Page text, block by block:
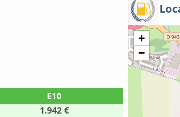
E10
1.942 €
+
−